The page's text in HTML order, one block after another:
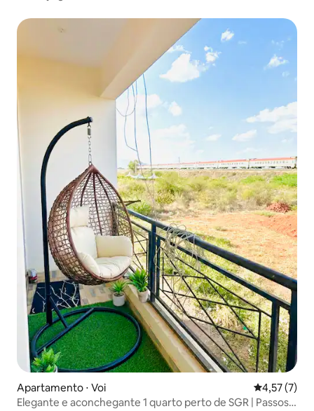
Apartamento ⋅ Voi 4,57 de
4,57 (7)
Elegante e aconchegante 1 quarto perto de SGR | Passos